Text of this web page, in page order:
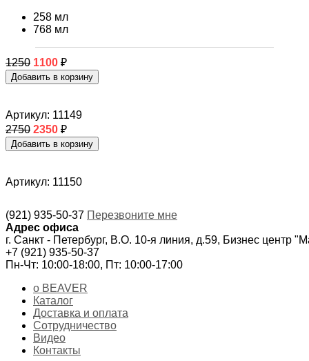
258 мл
768 мл
1250 1100 ₽
Артикул: 11149
2750 2350 ₽
Артикул: 11150
(921) 935-50-37 Перезвоните мне
Адрес офиса
г. Санкт - Петербург, В.О. 10-я линия, д.59, Бизнес центр
+7 (921) 935-50-37
Пн-Чт: 10:00-18:00, Пт: 10:00-17:00
о BEAVER
Каталог
Доставка и оплата
Сотрудничество
Видео
Контакты